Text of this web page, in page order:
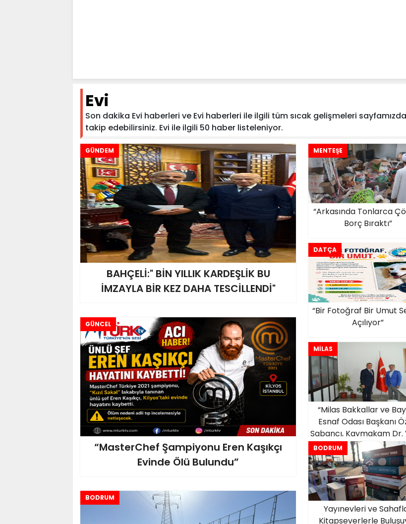
Evi
Son dakika Evi haberleri ve Evi haberleri ile ilgili tüm sıcak gelişmeleri
takip edebilirsiniz. Evi ile ilgili 50 haber listeleniyor.
GÜNDEM
BAHÇELİ:" BİN YILLIK KARDEŞLİK BU
İMZAYLA BİR KEZ DAHA TESCİLLENDİ"
MENTEŞE
“Arkasında Tonlarca
Borç Bıraktı”
DATÇA
“Bir Fotoğraf Bir Umut
Açılıyor”
GÜNCEL
“MasterChef Şampiyonu Eren Kaşıkçı
Evinde Ölü Bulundu”
MİLAS
“Milas Bakkallar ve
Esnaf Odası Başkanı
Sabancı, Kaymakam Dr.
Karagül’ü Ziyaret
BODRUM
Yayınevleri ve
Kitapseverlerle
BODRUM